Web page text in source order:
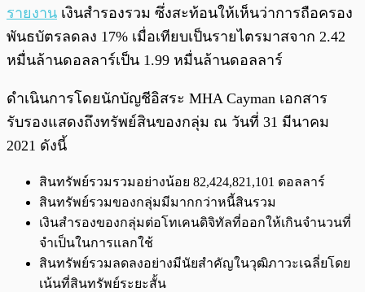
รายงาน เงินสำรองรวม ซึ่งสะท้อนให้เห็นว่าการถือครอง
พันธบัตรลดลง 17% เมื่อเทียบเป็นรายไตรมาสจาก 2.42
หมื่นล้านดอลลาร์เป็น 1.99 หมื่นล้านดอลลาร์
ดำเนินการโดยนักบัญชีอิสระ MHA Cayman เอกสาร
รับรองแสดงถึงทรัพย์สินของกลุ่ม ณ วันที่ 31 มีนาคม
2021 ดังนี้
สินทรัพย์รวมรวมอย่างน้อย 82,424,821,101 ดอลลาร์
สินทรัพย์รวมของกลุ่มมีมากกว่าหนี้สินรวม
เงินสำรองของกลุ่มต่อโทเคนดิจิทัลที่ออกให้เกินจำนวนที่
จำเป็นในการแลกใช้
สินทรัพย์รวมลดลงอย่างมีนัยสำคัญในวุฒิภาวะเฉลี่ยโดย
เน้นที่สินทรัพย์ระยะสั้น